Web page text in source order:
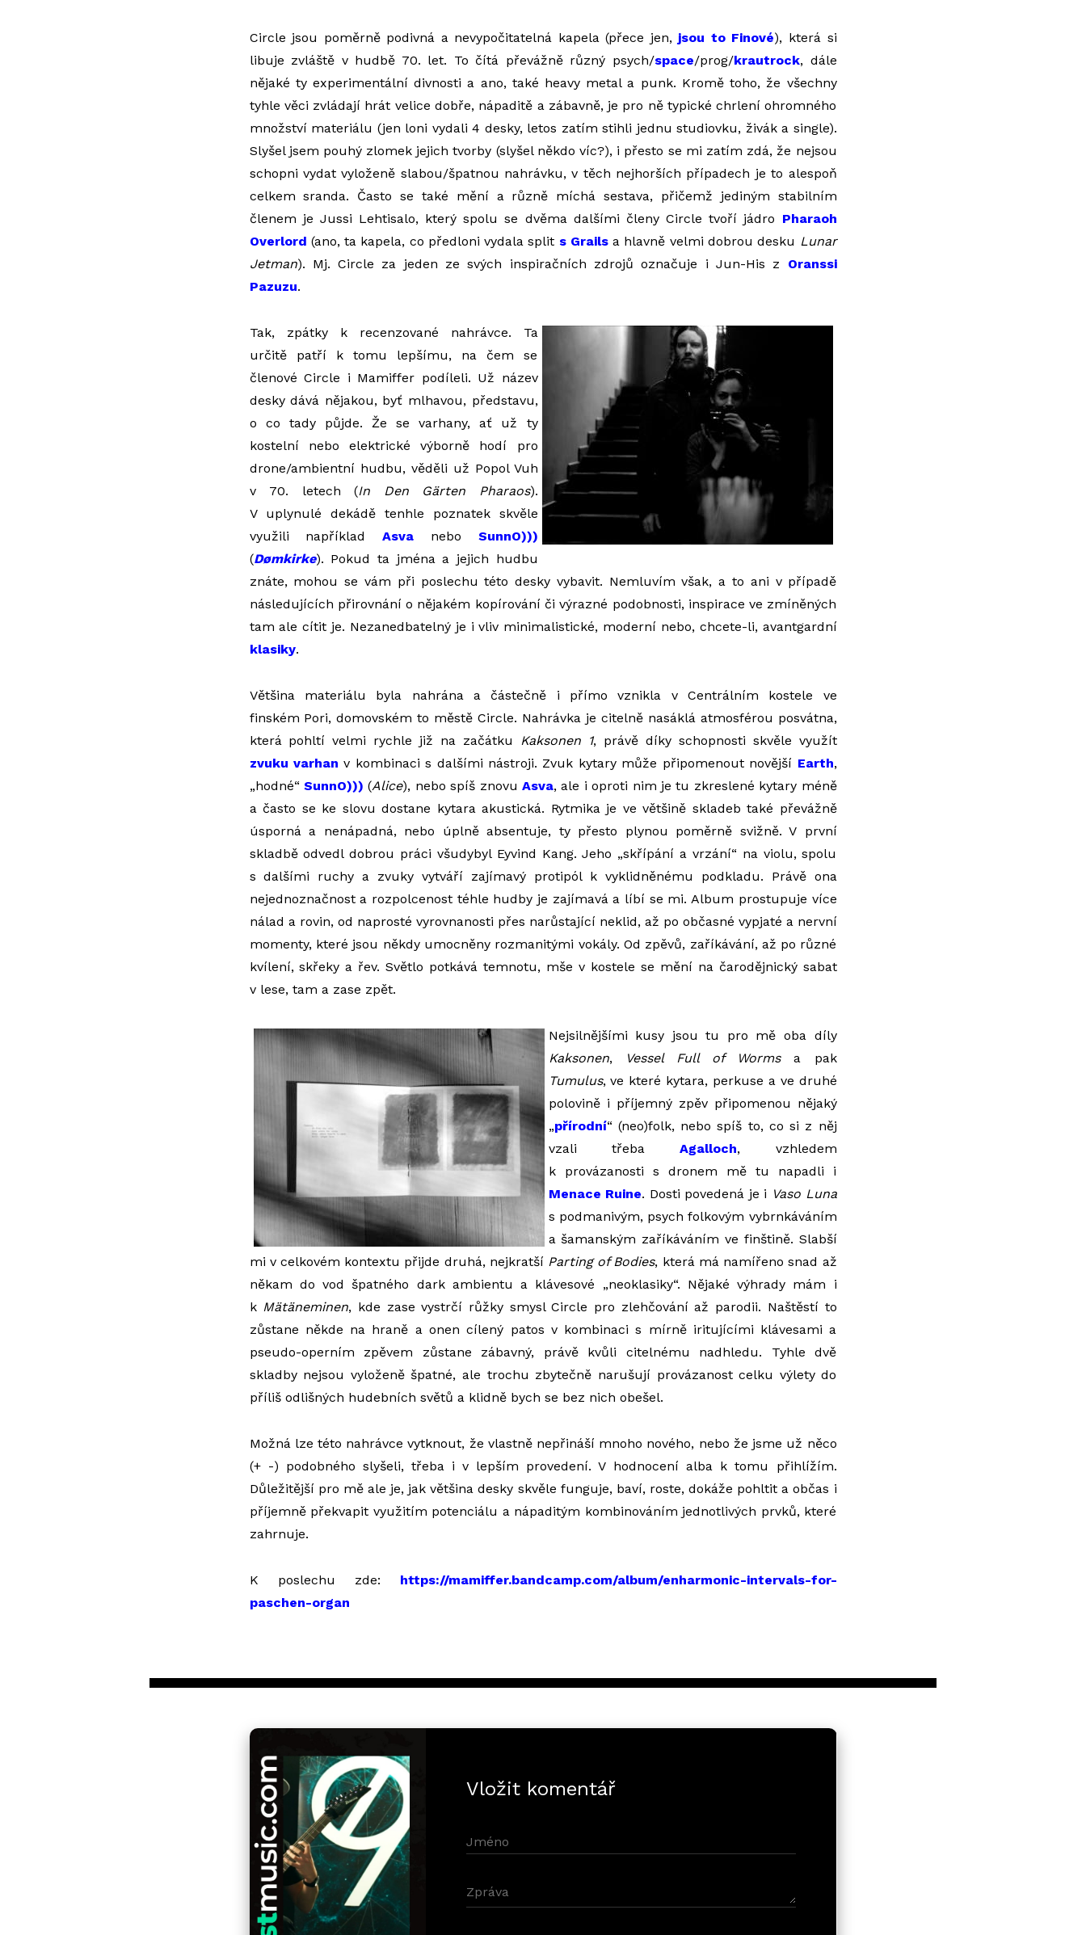
Circle jsou poměrně podivná a nevypočitatelná kapela (přece jen, jsou to Finové), která si
libuje zvláště v hudbě 70. let. To čítá převážně různý psych/space/prog/krautrock, dále
nějaké ty experimentální divnosti a ano, také heavy metal a punk. Kromě toho, že všechny
tyhle věci zvládají hrát velice dobře, nápaditě a zábavně, je pro ně typické chrlení ohromného
množství materiálu (jen loni vydali 4 desky, letos zatím stihli jednu studiovku, živák a single).
Slyšel jsem pouhý zlomek jejich tvorby (slyšel někdo víc?), i přesto se mi zatím zdá, že nejsou
schopni vydat vyloženě slabou/špatnou nahrávku, v těch nejhorších případech je to alespoň
celkem sranda. Často se také mění a různě míchá sestava, přičemž jediným stabilním
členem je Jussi Lehtisalo, který spolu se dvěma dalšími členy Circle tvoří jádro Pharaoh
Overlord (ano, ta kapela, co předloni vydala split s Grailsa hlavně velmi dobrou desku Lunar
Jetman). Mj. Circle za jeden ze svých inspiračních zdrojů označuje i Jun-His z Oranssi
Pazuzu.
Tak, zpátky k recenzované nahrávce. Ta
určitě patří k tomu lepšímu, na čem se
členové Circle i Mamiffer podíleli. Už název
desky dává nějakou, byť mlhavou, představu,
o co tady půjde. Že se varhany, ať už ty
kostelní nebo elektrické výborně hodí pro
drone/ambientní hudbu, věděli už Popol Vuh
v 70. letech (In Den Gärten Pharaos).
V uplynulé dekádě tenhle poznatek skvěle
využili například Asva nebo SunnO)))
(Dømkirke). Pokud ta jména a jejich hudbu
znáte, mohou se vám při poslechu této desky vybavit. Nemluvím však, a to ani v případě
následujících přirovnání o nějakém kopírování či výrazné podobnosti, inspirace ve zmíněných
tam ale cítit je. Nezanedbatelný je i vliv minimalistické, moderní nebo, chcete-li, avantgardní
klasiky.
Většina materiálu byla nahrána a částečně i přímo vznikla v Centrálním kostele ve
finském Pori, domovském to městě Circle. Nahrávka je citelně nasáklá atmosférou posvátna,
která pohltí velmi rychle již na začátku Kaksonen 1, právě díky schopnosti skvěle využít
zvuku varhan v kombinaci s dalšími nástroji. Zvuk kytary může připomenout novější Earth,
„hodné“ SunnO))) (Alice), nebo spíš znovu Asva, ale i oproti nim je tu zkreslené kytary méně
a často se ke slovu dostane kytara akustická. Rytmika je ve většině skladeb také převážně
úsporná a nenápadná, nebo úplně absentuje, ty přesto plynou poměrně svižně. V první
skladbě odvedl dobrou práci všudybyl Eyvind Kang. Jeho „skřípání a vrzání“ na violu, spolu
s dalšími ruchy a zvuky vytváří zajímavý protipól k vyklidněnému podkladu. Právě ona
nejednoznačnost a rozpolcenost téhle hudby je zajímavá a líbí se mi. Album prostupuje více
nálad a rovin, od naprosté vyrovnanosti přes narůstající neklid, až po občasné vypjaté a nervní
momenty, které jsou někdy umocněny rozmanitými vokály. Od zpěvů, zaříkávání, až po různé
kvílení, skřeky a řev. Světlo potkává temnotu, mše v kostele se mění na čarodějnický sabat
v lese, tam a zase zpět.
Nejsilnějšími kusy jsou tu pro mě oba díly
Kaksonen, Vessel Full of Wormsa pak
Tumulus, ve které kytara, perkuse a ve druhé
polovině i příjemný zpěv připomenou nějaký
„přírodní“ (neo)folk, nebo spíš to, co si z něj
vzali třebaAgalloch, vzhledem
k provázanosti s dronem mě tu napadli i
Menace Ruine. Dosti povedená je i Vaso Luna
s podmanivým, psych folkovým vybrnkáváním
a šamanským zaříkáváním ve finštině. Slabší
mi v celkovém kontextu přijde druhá, nejkratší Parting of Bodies, která má namířeno snad až
někam do vod špatného dark ambientu a klávesové „neoklasiky“. Nějaké výhrady mám i
k Mätäneminen, kde zase vystrčí růžky smysl Circle pro zlehčování až parodii. Naštěstí to
zůstane někde na hraně a onen cílený patos v kombinaci s mírně iritujícími klávesami a
pseudo-operním zpěvem zůstane zábavný, právě kvůli citelnému nadhledu. Tyhle dvě
skladby nejsou vyloženě špatné, ale trochu zbytečně narušují provázanost celku výlety do
příliš odlišných hudebních světů a klidně bych se bez nich obešel.
Možná lze této nahrávce vytknout, že vlastně nepřináší mnoho nového, nebo že jsme už něco
(+ -) podobného slyšeli, třeba i v lepším provedení. V hodnocení alba k tomu přihlížím.
Důležitější pro mě ale je, jak většina desky skvěle funguje, baví, roste, dokáže pohltit a občas i
příjemně překvapit využitím potenciálu a nápaditým kombinováním jednotlivých prvků, které
zahrnuje.
K poslechu zde: https://mamiffer.bandcamp.com/album/enharmonic-intervals-for-
paschen-organ
Vložit komentář